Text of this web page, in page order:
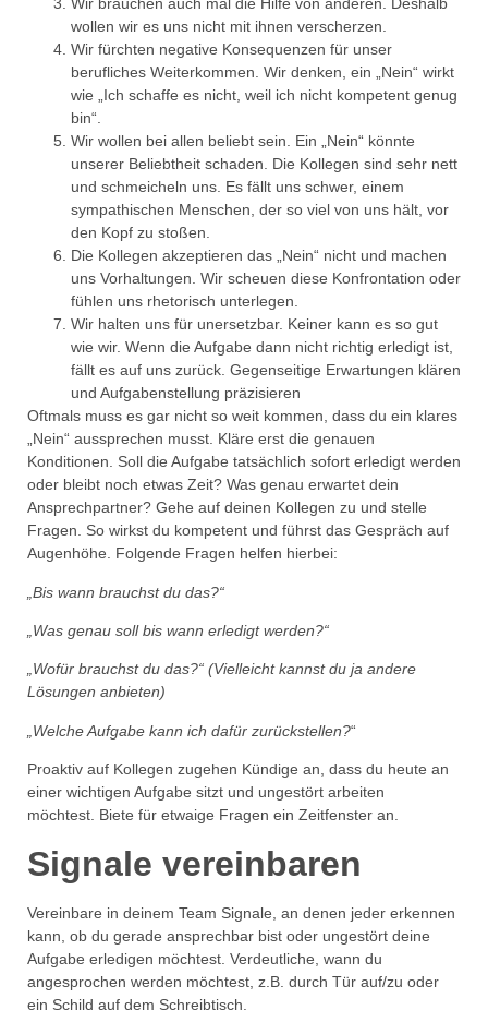
wollen wir es uns nicht mit ihnen verscherzen.
Wir fürchten negative Konsequenzen für unser
berufliches Weiterkommen. Wir denken, ein „Nein“ wirkt
wie „Ich schaffe es nicht, weil ich nicht kompetent genug
bin“.
Wir wollen bei allen beliebt sein. Ein „Nein“ könnte
unserer Beliebtheit schaden. Die Kollegen sind sehr nett
und schmeicheln uns. Es fällt uns schwer, einem
sympathischen Menschen, der so viel von uns hält, vor
den Kopf zu stoßen.
Die Kollegen akzeptieren das „Nein“ nicht und machen
uns Vorhaltungen. Wir scheuen diese Konfrontation oder
fühlen uns rhetorisch unterlegen.
Wir halten uns für unersetzbar. Keiner kann es so gut
wie wir. Wenn die Aufgabe dann nicht richtig erledigt ist,
fällt es auf uns zurück. Gegenseitige Erwartungen klären
und Aufgabenstellung präzisieren
Oftmals muss es gar nicht so weit kommen, dass du ein klares
„Nein“ aussprechen musst. Kläre erst die genauen
Konditionen. Soll die Aufgabe tatsächlich sofort erledigt werden
oder bleibt noch etwas Zeit? Was genau erwartet dein
Ansprechpartner? Gehe auf deinen Kollegen zu und stelle
Fragen. So wirkst du kompetent und führst das Gespräch auf
Augenhöhe. Folgende Fragen helfen hierbei:
„Bis wann brauchst du das?“
„Was genau soll bis wann erledigt werden?“
„Wofür brauchst du das?“ (Vielleicht kannst du ja andere
Lösungen anbieten)
„Welche Aufgabe kann ich dafür zurückstellen?“
Proaktiv auf Kollegen zugehen Kündige an, dass du heute an
einer wichtigen Aufgabe sitzt und ungestört arbeiten
möchtest. Biete für etwaige Fragen ein Zeitfenster an.
Signale vereinbaren
Vereinbare in deinem Team Signale, an denen jeder erkennen
kann, ob du gerade ansprechbar bist oder ungestört deine
Aufgabe erledigen möchtest. Verdeutliche, wann du
angesprochen werden möchtest, z.B. durch Tür auf/zu oder
ein Schild auf dem Schreibtisch.